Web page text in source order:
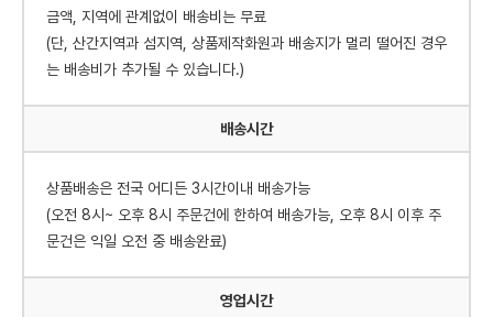
금액, 지역에 관계없이 배송비는 무료
(단, 산간지역과 섬지역, 상품제작화원과 배송지가 멀리 떨어진 경우
는 배송비가 추가될 수 있습니다.)
배송시간
상품배송은 전국 어디든 3시간이내 배송가능
(오전 8시~ 오후 8시 주문건에 한하여 배송가능, 오후 8시 이후 주
문건은 익일 오전 중 배송완료)
영업시간